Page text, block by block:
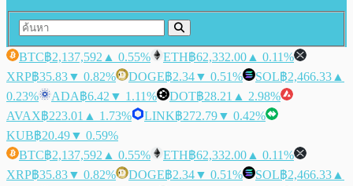
BTC฿2,137,592 ▲ 0.55% ETH฿62,332.00 ▲ 0.11%
XRP฿35.83▼ 0.82% DOGE฿2.34▼ 0.51% SOL฿2,466.33 ▲
0.23%
ADA฿6.42 ▼ 1.11% DOT฿28.21 ▲ 2.98%
AVAX฿223.01 ▲ 1.73% LINK฿272.79▼ 0.42%
KUB฿20.49▼ 0.59%
BTC฿2,137,592 ▲ 0.55% ETH฿62,332.00 ▲ 0.11%
XRP฿35.83▼ 0.82% DOGE฿2.34▼ 0.51% SOL฿2,466.33 ▲